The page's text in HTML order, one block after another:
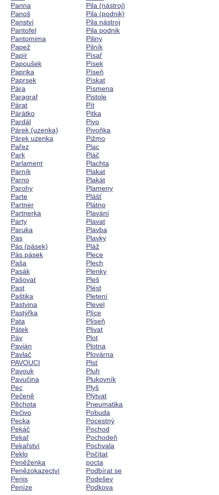
Panna
Panoš
Panství
Pantofel
Pantomima
Papež
Papír
Papoušek
Paprika
Paprsek
Pára
Paragraf
Párat
Párátko
Pardál
Párek (uzenka)
Párek uzenka
Pařez
Park
Parlament
Parník
Parno
Parohy
Parte
Partner
Partnerka
Party
Paruka
Pas
Pás (pásek)
Pás pásek
Paša
Pasák
Pašovat
Past
Paštika
Pastvina
Pastýřka
Pata
Pátek
Páv
Pavián
Pavlač
PAVOUCI
Pavouk
Pavučina
Pec
Pečeně
Pěchota
Pečivo
Pecka
Pekáč
Pekař
Pekařství
Peklo
Peněženka
Penězokazectví
Penis
Peníze
Pila (nástroj)
Pila (podnik)
Pila nástroj
Pila podnik
Piliny
Pilník
Písař
Písek
Píseň
Pískat
Písmena
Pistole
Pít
Pitka
Pivo
Pivoňka
Pižmo
Plac
Pláč
Plachta
Plakat
Plakát
Plameny
Plášť
Plátno
Plavání
Plavat
Plavba
Plavky
Pláž
Plece
Plech
Plenky
Pleš
Plést
Pletení
Plevel
Plíce
Plíseň
Plivat
Plot
Plotna
Plovárna
Plsť
Pluh
Plukovník
Plyš
Plýtvat
Pneumatika
Pobuda
Pocestný
Pochod
Pochodeň
Pochvala
Počítat
pocta
Podbírat se
Podešev
Podkova